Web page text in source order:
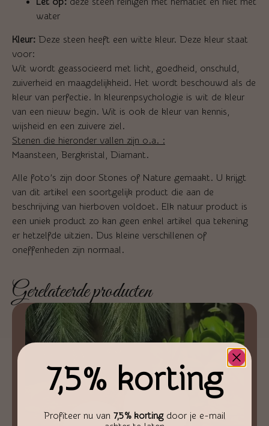
water
Kleur: Deze steen heeft een witte kleur. Deze kleur staat
voor:
Wit wordt geassocieerd met licht, goedheid, onschuld,
zuiverheid en maagdelijkheid. Het wordt beschouwd als de
kleur van perfectie. In kleurenpsychologie is wit de kleur
van een nieuw begin. Wit is ook de kleur van kennis,
wijsheid en een zuivere ziel.
Stenen die hieronder vallen zijn o.a. :
Maansteen, Bergkristal, Diamant.
Alle foto’s zijn door Stones of Nature gemaakt. U krijgt
van dit artikel een soortgelijk product die aan de
beschrijving van hierboven voldoet. Elk natuur product is
een uniek product zo kan geen enkel artikel qua tekening
er hetzelfde uitzien. Dus kleine verschillenen of
oneffenheden zijn normaal.
Gerelateerde producten
7,5% korting
Profiteer nu van 7,5% kortingdoor je e-mail